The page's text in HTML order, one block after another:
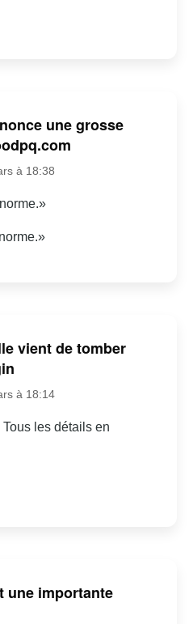
une grosse
à 18:38
vient de tomber
à 18:14
les détails en
une importante